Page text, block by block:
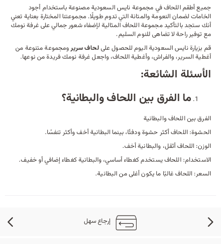
جميع أطقم اللحاف في مجموعة نايس السعودية مصنوعة باستخدام أجود
الخامات لضمان النعومة والمتانة التي تدوم طويلًا. مجموعتنا المختارة بعناية تعني
أنك ستجد بالتأكيد مجموعة اللحاف المثالية لإضفاء شعور جمالي على غرفة نومك
مع توفير راحة لا تضاهى للنوم السليم.
قم بزيارة نايس السعودية اليوم للحصول علىلحاف سريرومجموعة متنوعة من
أغطية السرير، والفراش، وأغطية اللحاف، واجعل غرفة نومك فريدة من نوعها.
الأسئلة الشائعة:
ما الفرق بين اللحاف والبطانية؟
الفرق بين اللحاف والبطانية
الحشوة: اللحاف أكثر حشوة ودفئًا، بينما البطانية أخف وأكثر تنفسًا.
الوزن: اللحاف أثقل، والبطانية أخف.
الاستخدام: اللحاف يستخدم كغطاء أساسي، والبطانية كغطاء إضافي أو خفيف.
السعر: اللحاف غالبًا ما يكون أغلى من البطانية.
إرجاع سهل